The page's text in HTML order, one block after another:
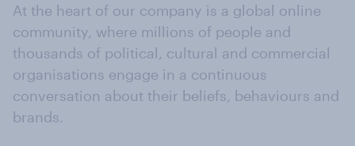
At the heart of our company is a global online
community, where millions of people and
thousands of political, cultural and commercial
organisations engage in a continuous
conversation about their beliefs, behaviours and
brands.